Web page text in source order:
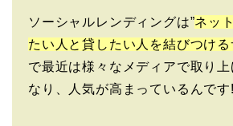
ソーシャルレンディングは”ネッ
たい人と貸したい人を結びつけ
で最近は様々なメディアで取り
なり、人気が高まっているんです!